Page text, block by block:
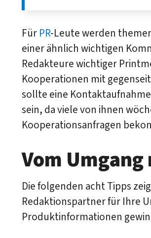
Für PR-Leute werden
einer ähnlich wichtigen
Redakteure wichtiger
Kooperationen mit
sollte eine
sein, da viele von ihnen
Kooperationsanfragen
Vom
Die folgenden acht Tipps
Redaktionspartner für Ihre
Produktinformationen